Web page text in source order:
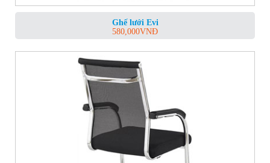
Ghế lưới Evi
580,000VNĐ